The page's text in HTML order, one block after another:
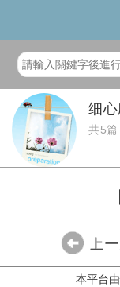
细
共5篇
本平台